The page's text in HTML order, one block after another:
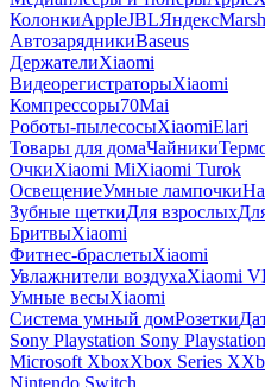
КолонкиAppleJBLЯндекс
АвтозарядникиBaseus
ДержателиXiaomi
ВидеорегистраторыXiaomi
Компрессоры70Mai
Роботы-пылесосыXiaomiElari
Товары для домаЧайники
ОчкиXiaomi MiXiaomi Turok
ОсвещениеУмные лампочки
Зубные щеткиДля взрослых
БритвыXiaomi
Фитнес-браслетыXiaomi
Увлажнители воздухаXiaomi
Умные весыXiaomi
Система умный домРозетки
Sony Playstation Sony
Microsoft XboxXbox Series X
Nintendo Switch